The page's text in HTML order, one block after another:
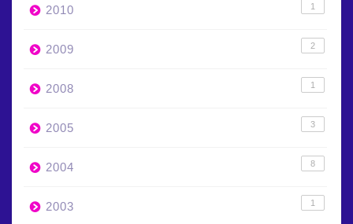
2010 1
2009 2
2008 1
2005 3
2004 8
2003 1